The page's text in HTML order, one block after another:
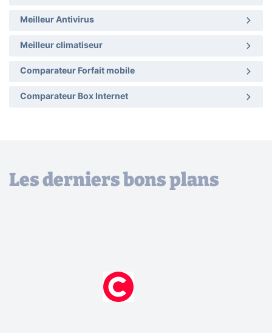
Meilleur Antivirus
Meilleur climatiseur
Comparateur Forfait mobile
Comparateur Box Internet
Les derniers bons plans